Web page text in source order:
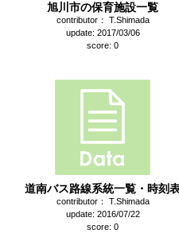
旭川市の保育施設一覧
contributor： T.Shimada
update: 2017/03/06
score: 0
道南バス路線系統一覧・時刻
contributor： T.Shimada
update: 2016/07/22
score: 0